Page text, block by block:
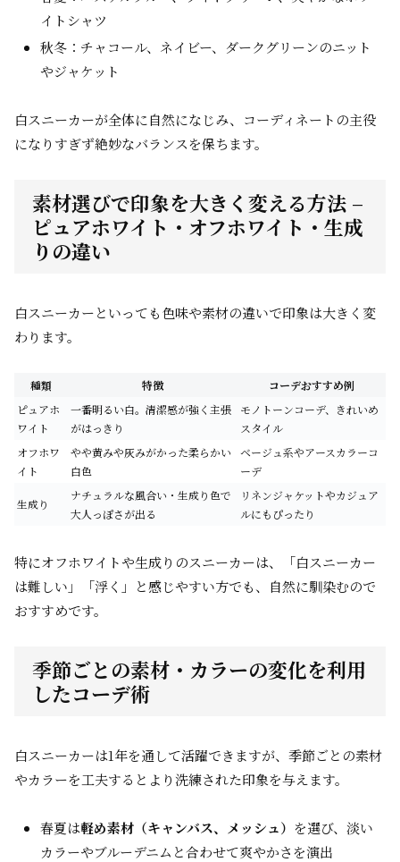
イトシャツ
秋冬：チャコール、ネイビー、ダークグリーンのニット
やジャケット
白スニーカーが全体に自然になじみ、コーディネートの主役
になりすぎず絶妙なバランスを保ちます。
素材選びで印象を大きく変える方法 –
ピュアホワイト・オフホワイト・生成
りの違い
白スニーカーといっても色味や素材の違いで印象は大きく変
わります。
種類 特徴
コーデおすすめ例
ピュアホ
ワイト
一番明るい白。清潔感が強く主張
がはっきり
モノトーンコーデ、きれいめ
スタイル
オフホワ
イト
やや黄みや灰みがかった柔らかい
白色
ベージュ系やアースカラーコ
ーデ
生成り
ナチュラルな風合い・生成り色で
大人っぽさが出る
リネンジャケットやカジュア
ルにもぴったり
特にオフホワイトや生成りのスニーカーは、「白スニーカー
は難しい」「浮く」と感じやすい方でも、自然に馴染むので
おすすめです。
季節ごとの素材・カラーの変化を利用
したコーデ術
白スニーカーは1年を通して活躍できますが、季節ごとの素材
やカラーを工夫するとより洗練された印象を与えます。
春夏は軽め素材（キャンバス、メッシュ） を選び、淡い
カラーやブルーデニムと合わせて爽やかさを演出